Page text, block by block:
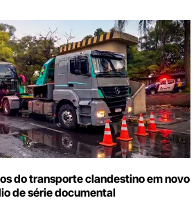
do transporte clandestino em novo
de série documental